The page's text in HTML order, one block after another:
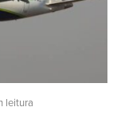
leitura